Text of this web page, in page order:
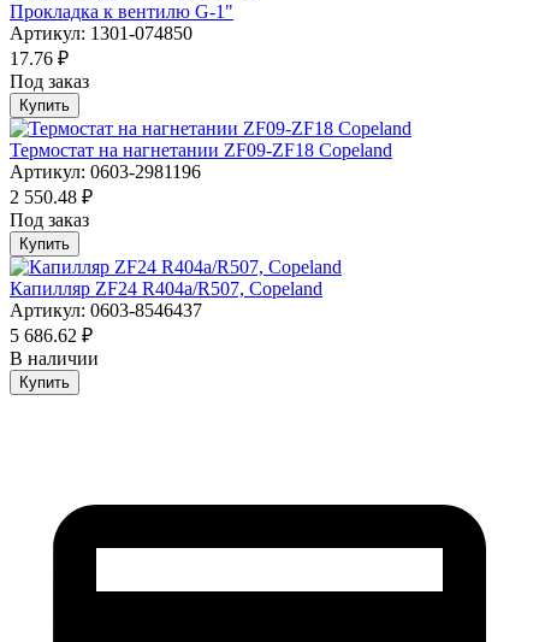
Прокладка к вентилю G-1"
Артикул: 1301-074850
17.76 ₽
Под заказ
Купить
Термостат на нагнетании ZF09-ZF18 Copeland
Артикул: 0603-2981196
2 550.48 ₽
Под заказ
Купить
Капилляр ZF24 R404a/R507, Copeland
Артикул: 0603-8546437
5 686.62 ₽
В наличии
Купить